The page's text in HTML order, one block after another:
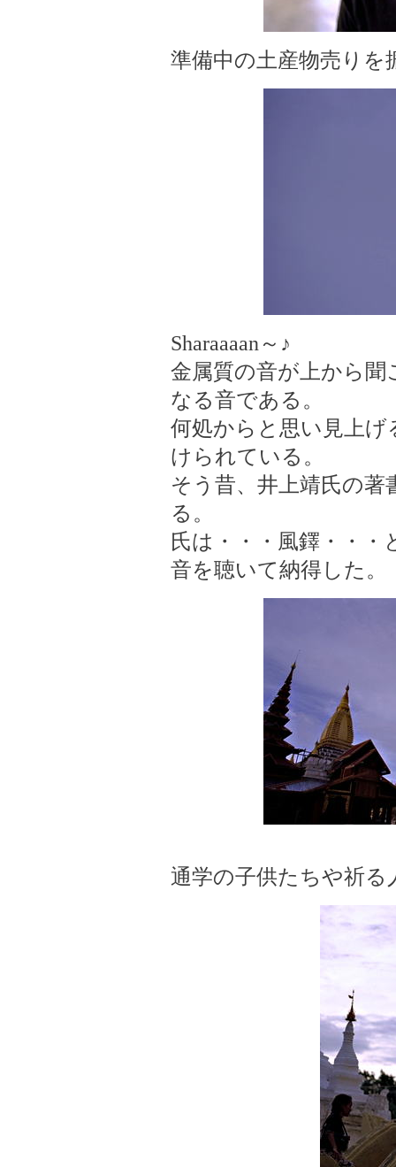
準備中の土産物売り
Sharaaaan～♪
金属質の音が上から
なる音である。
何処からと思い見上
けられている。
そう昔、井上靖氏の
る。
氏は・・・風鐸・・・
音を聴いて納得した。
通学の子供たちや祈